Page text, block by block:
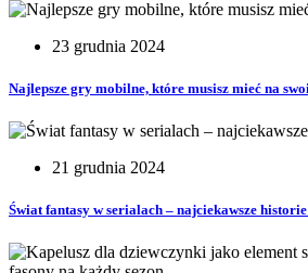
23 grudnia 2024
Najlepsze gry mobilne, które musisz mieć na
21 grudnia 2024
Świat fantasy w serialach – najciekawsze